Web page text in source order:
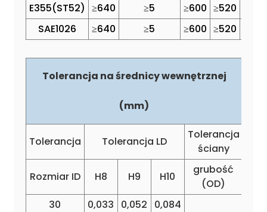
E355(ST52) ≥640 ≥5 ≥600 ≥520
SAE1026
≥640 ≥5 ≥600 ≥520
Tolerancja na średnicy wewnętrznej
(mm)
Tolerancja Tolerancja LD
Tolerancja
ściany
Rozmiar ID H8 H9 H10
grubość
(OD)
30
0,033 0,052 0,084